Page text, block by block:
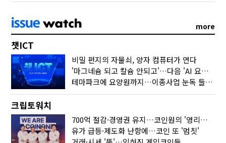
more
챗ICT
비밀 편지의 자물쇠, 양자 컴퓨터가 연다
'마그네슘 되고 칼슘 안되고'…다음 'AI 요약' 갈 길은
테마파크에 요양원까지…이종사업 눈독 들이는 게임사
크립토워치
700억 절감·경영권 유지…코인원의 '영리한 딜'
유가 급등·제도화 난항에…코인 또 '멈칫'